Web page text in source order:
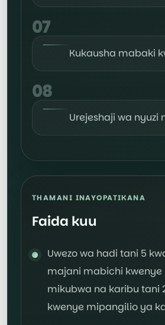
07
Kukausha mabaki
08
Urejeshaji wa nyuzi
THAMANI INAYOPATIKANA
Faida kuu
Uwezo wa hadi tani 5
majani mabichi kwenye
mikubwa na karibu tani
kwenye mipangilio ya